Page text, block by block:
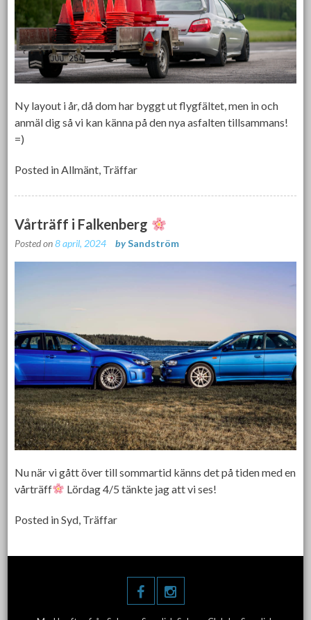
Ny layout i år, då dom har byggt ut flygfältet, men in och
anmäl dig så vi kan känna på den nya asfalten tillsammans!
=)
Posted inAllmänt, Träffar
Vårträff i Falkenberg
Posted on8 april, 2024 bySandström
Nu när vi gått över till sommartid känns det på tiden med en
vårträff
Lördag 4/5 tänkte jag att vi ses!
Posted inSyd Träffar